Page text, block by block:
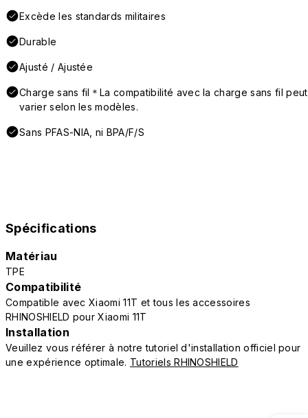
Excède les standards militaires
Durable
Ajusté / Ajustée
Charge sans fil＊La compatibilité avec la charge sans fil peut
varier selon les modèles.
Sans PFAS-NIA, ni BPA/F/S
Spécifications
Matériau
TPE
Compatibilité
Compatible avec Xiaomi 11T et tous les accessoires
RHINOSHIELD pour Xiaomi 11T
Installation
Veuillez vous référer à notre tutoriel d'installation officiel pour
une expérience optimale. Tutoriels RHINOSHIELD